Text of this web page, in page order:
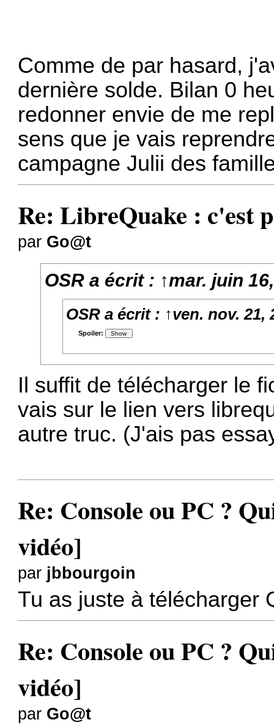
Comme de par hasard,
dernière solde. Bilan 0
redonner envie de me
sens que je vais
campagne Julii des
Re: LibreQuake : c'est
par Go@t
OSR a écrit : ↑mar. juin
OSRa écrit : ↑ven. nov. 21,
Spoiler:
Il suffit de télécharger le
vais sur le lien vers
autre truc. (J'ais pas
Re: Console ou PC ?
vidéo]
par jbbourgoin
Tu as juste à télécharger
Re: Console ou PC ?
vidéo]
par Go@t